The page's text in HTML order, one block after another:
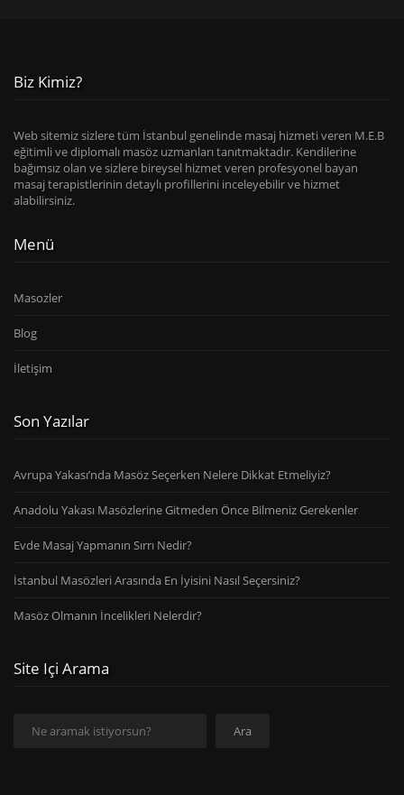
Biz Kimiz?
Web sitemiz sizlere tüm İstanbul genelinde masaj hizmeti veren M.E.B
eğitimli ve diplomalı masöz uzmanları tanıtmaktadır. Kendilerine
bağımsız olan ve sizlere bireysel hizmet veren profesyonel bayan
masaj terapistlerinin detaylı profillerini inceleyebilir ve hizmet
alabilirsiniz.
Menü
Masozler
Blog
İletişim
Son Yazılar
Avrupa Yakası’nda Masöz Seçerken Nelere Dikkat Etmeliyiz?
Anadolu Yakası Masözlerine Gitmeden Önce Bilmeniz Gerekenler
Evde Masaj Yapmanın Sırrı Nedir?
İstanbul Masözleri Arasında En İyisini Nasıl Seçersiniz?
Masöz Olmanın İncelikleri Nelerdir?
Site Içi Arama
Ara